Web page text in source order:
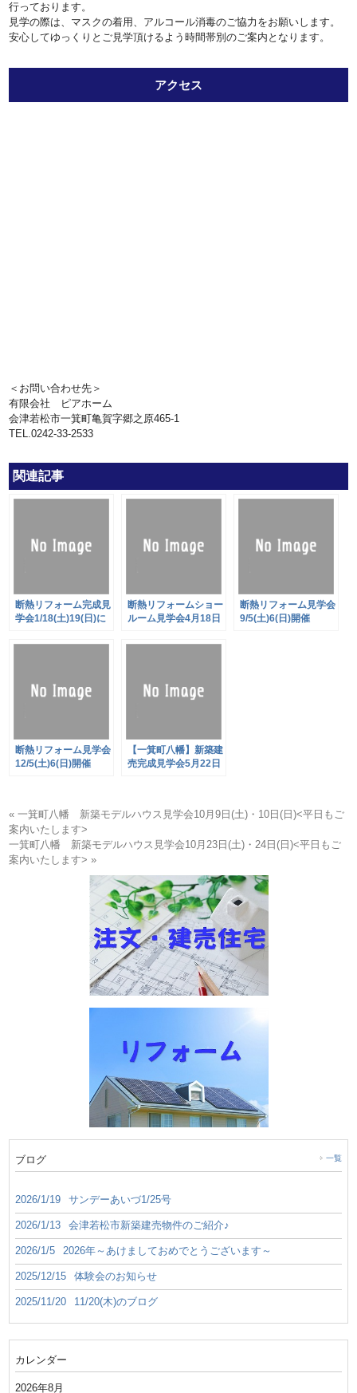
行っております。
見学の際は、マスクの着用、アルコール消毒のご協力をお願いします。
安心してゆっくりとご見学頂けるよう時間帯別のご案内となります。
アクセス
＜お問い合わせ先＞
有限会社 ピアホーム
会津若松市一箕町亀賀字郷之原465-1
TEL.0242-33-2533
関連記事
断熱リフォーム完成見
学会1/18(土)19(日)に
断熱リフォームショー
ルーム見学会4月18日
断熱リフォーム見学会
9/5(土)6(日)開催
断熱リフォーム見学会
12/5(土)6(日)開催
【一箕町八幡】新築建
売完成見学会5月22日
« 一箕町八幡 新築モデルハウス見学会10月9日(土)・10日(日)<平日もご
案内いたします>
一箕町八幡 新築モデルハウス見学会10月23日(土)・24日(日)<平日もご
案内いたします> »
ブログ 一覧
2026/1/19 サンデーあいづ1/25号
2026/1/13 会津若松市新築建売物件のご紹介♪
2026/1/5 2026年～あけましておめでとうございます～
2025/12/15 体験会のお知らせ
2025/11/20 11/20(木)のブログ
カレンダー
2026年8月